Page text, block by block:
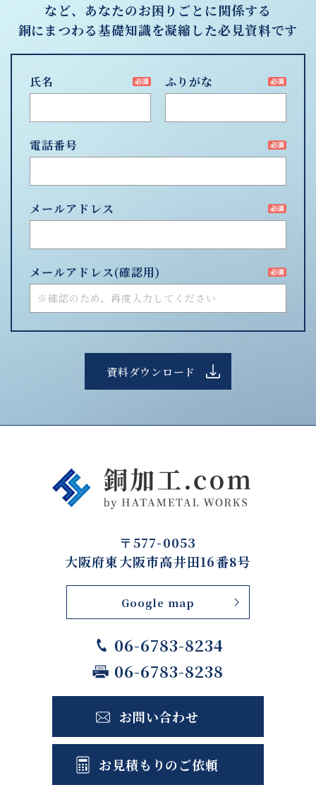
など、あなたのお困りごとに関係する
銅にまつわる基礎知識を凝縮した必見資料です
氏名 ふりがな
電話番号
メールアドレス
メールアドレス(確認用)
〒577-0053
大阪府東大阪市高井田16番8号
Google map
06-6783-8234
06-6783-8238
お問い合わせ
お見積もりのご依頼